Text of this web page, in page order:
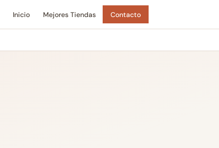
Inicio Mejores Tiendas Contacto